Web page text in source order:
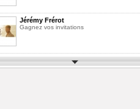
Jérémy Frérot
Gagnez vos invitations
Parcs d'Attractions et de Loisirs 2026